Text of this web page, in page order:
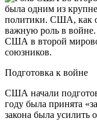
была одним из
политики. США, как
важную роль в
США в второй
союзников.
Подготовка к войне
США начали
году была принята
закона была